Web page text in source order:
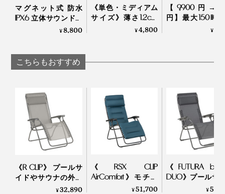
マグネット式 防水
IPX6 立体サウンドの
Bluetooth デュアル ス
¥8,800
《単色・ミディアム
サイズ》薄さ1.2cm
に畳める超軽量ソー
¥4,800
【9,900円
円】最大150時
点灯、スマホ充
¥
こちらもおすすめ
《R CLIP》 プールサ
イドやサウナの外気
浴にも！宇宙飛行士
¥32,890
《RSX CLIP
AirComfort》モチっ
とした抜群の座り心
¥51,700
《FUTURA
DUO》プールサ
やサウナの外気
¥